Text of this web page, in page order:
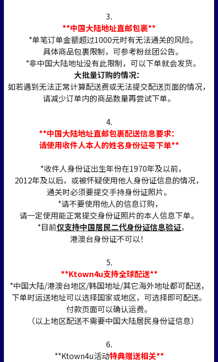
3.
**中国大陆地址直邮包裹**
*单笔订单金额超过1000元时有无法通关的风险。
具体商品包裹限制，可参考粉丝团公告。
*非中国大陆地址没有此限制，可以下单就会发货。
大批量订购的情况：
如若遇到无法正常计算配送费或无法提交配送页面的情况，
请减少订单内的商品数量再尝试下单。
4.
**中国大陆地址直邮包裹配送信息要求：
请使用收件人本人的姓名身份证号下单**
*收件人身份证出生年份在1970年及以前，
2012年及以后，或被怀疑使用他人身份证信息的情况，
通关时必须要提交手持身份证照片。
*请不要使用他人的信息订购，
请一定使用能正常提交身份证照片的本人信息下单。
*目前仅支持中国居民二代身份证信息验证，
港澳台身份证不可以！
5.
**Ktown4u支持全球配送**
*中国大陆/港澳台地区/韩国地址/其它海外地址都可配送，
下单时运送地址可以选择国家或地区，可选择即可配送。
付款页面可以确认运费。
（以上地区配送不需要中国大陆居民身份证信息）
6.
**Ktown4u活动特典赠送相关**